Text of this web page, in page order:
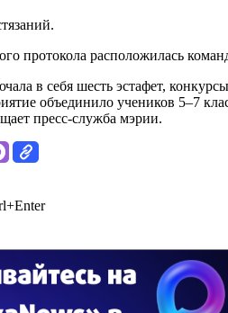
протокола расположилась
в себя шесть эстафет,
объединило учеников 5–7
пресс-служба мэрии.